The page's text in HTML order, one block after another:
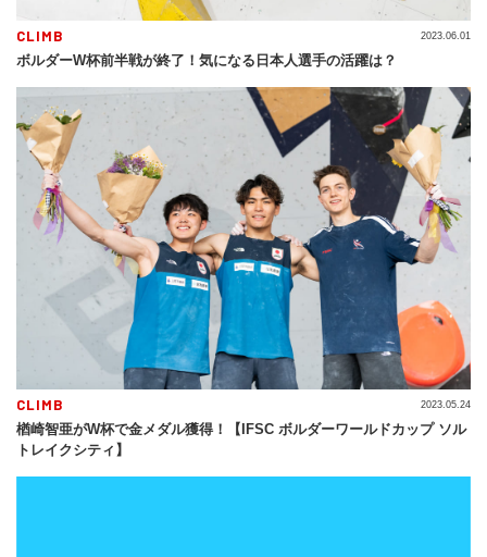
CLIMB
ボルダーW杯前半戦が終了！気になる日本人選手の活躍は？
2023.06.01
CLIMB
楢崎智亜がW杯で金メダル獲得！【IFSC ボルダーワールドカップ ソル
トレイクシティ】
2023.05.24